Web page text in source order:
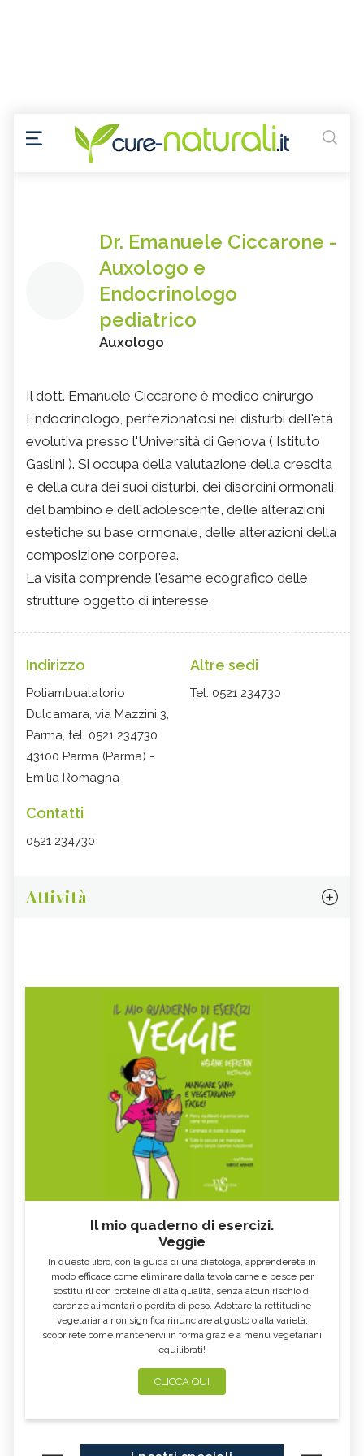
Dr. Emanuele Ciccarone -
Auxologo e
Endocrinologo
pediatrico
Auxologo
Il dott. Emanuele Ciccarone è medico chirurgo
Endocrinologo, perfezionatosi nei disturbi dell'età
evolutiva presso l'Università di Genova ( Istituto
Gaslini ). Si occupa della valutazione della crescita
e della cura dei suoi disturbi, dei disordini ormonali
del bambino e dell'adolescente, delle alterazioni
estetiche su base ormonale, delle alterazioni della
composizione corporea.
La visita comprende l'esame ecografico delle
strutture oggetto di interesse.
Indirizzo
Poliambualatorio
Dulcamara, via Mazzini 3,
Parma, tel. 0521 234730
43100 Parma (Parma) -
Emilia Romagna
Altre sedi
Tel. 0521 234730
Contatti
0521 234730
Attività
Il mio quaderno di esercizi.
Veggie
In questo libro, con la guida di una dietologa, apprenderete in
modo efficace come eliminare dalla tavola carne e pesce per
sostituirli con proteine di alta qualità, senza alcun rischio di
carenze alimentari o perdita di peso. Adottare la rettitudine
vegetariana non significa rinunciare al gusto o alla varietà:
scoprirete come mantenervi in forma grazie a menu vegetariani
equilibrati!
CLICCA QUI